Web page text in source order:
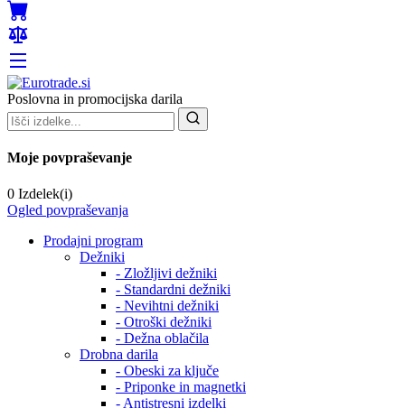
Poslovna in promocijska darila
Moje povpraševanje
0 Izdelek(i)
Ogled povpraševanja
Prodajni program
Dežniki
- Zložljivi dežniki
- Standardni dežniki
- Nevihtni dežniki
- Otroški dežniki
- Dežna oblačila
Drobna darila
- Obeski za ključe
- Priponke in magnetki
- Antistresni izdelki